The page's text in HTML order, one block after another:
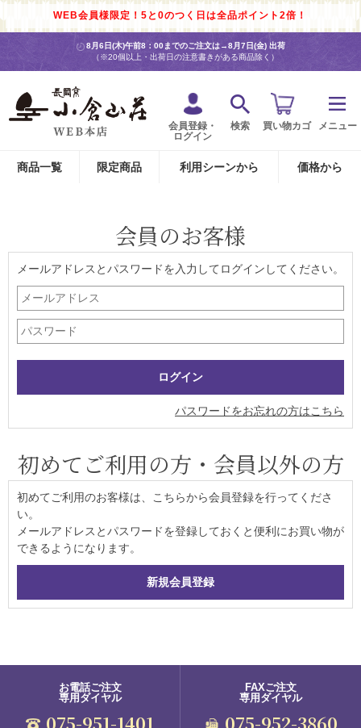
WEB会員様限定！5と0のつく日は全品ポイント2倍！
8月6日(木)午前8：00までのご注文は→8月7日(金) 出荷
（※20個以上・出荷日の注意書きがある商品除く）
会員登録・
ログイン
検索 買い物カゴ メニュー
商品一覧 限定商品 利用シーンから 価格から
会員のお客様
メールアドレスとパスワードを入力してログインしてください。
パスワードをお忘れの方はこちら
初めてご利用の方・会員以外の方
初めてご利用のお客様は、こちらから会員登録を行ってくださ
い。
メールアドレスとパスワードを登録しておくと便利にお買い物が
できるようになります。
お電話ご注文
専用ダイヤル
075-951-1401
FAXご注文
専用ダイヤル
075-952-3860